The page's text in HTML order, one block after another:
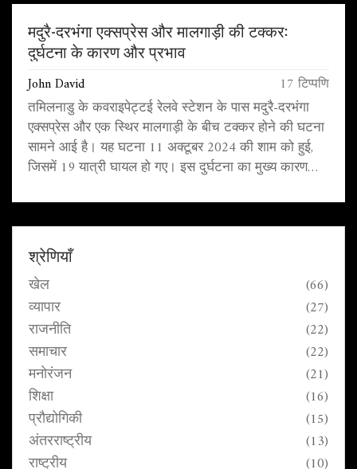
मदुरै-दरभंगा एक्सप्रेस और मालगाड़ी की टक्कर:
दुर्घटना के कारण और प्रभाव
John David 17 टिप्पणि
तमिलनाडु के कवराइपेट्टई रेलवे स्टेशन के पास मदुरै-दरभंगा
एक्सप्रेस और एक स्थिर मालगाड़ी के बीच टक्कर होने की घटना
सामने आई है। यह घटना 11 अक्टूबर 2024 की शाम को हुई,
जिसमें 19 यात्री घायल हो गए। इस दुर्घटना का मुख्य कारण
बचाव कार्य तेजी से चलाया गया।
श्रेणियाँ
खेल (66)
व्यापार (27)
राजनीति (22)
समाचार (22)
मनोरंजन (21)
शिक्षा (16)
प्रौद्योगिकी (15)
अंतरराष्ट्रीय (13)
राष्ट्रीय (10)